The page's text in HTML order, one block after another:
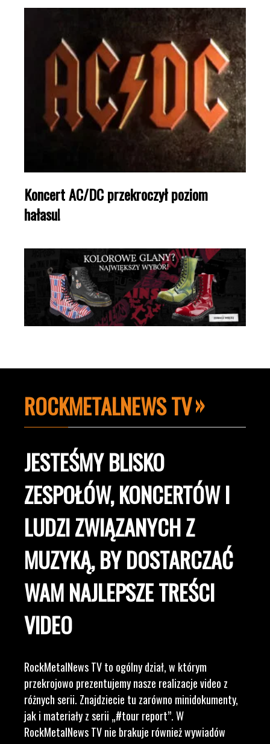
Koncert AC/DC przekroczył poziom
hałasu!
ROCKMETALNEWS TV
JESTEŚMY BLISKO
ZESPOŁÓW, KONCERTÓW I
LUDZI ZWIĄZANYCH Z
MUZYKĄ, BY DOSTARCZAĆ
WAM NAJLEPSZE TREŚCI
VIDEO
RockMetalNews TV to ogólny dział, w którym
przekrojowo prezentujemy nasze realizacje video z
różnych serii. Znajdziecie tu zarówno minidokumenty,
jak i materiały z serii „#tour report”. W
RockMetalNews TV nie brakuje również wywiadów